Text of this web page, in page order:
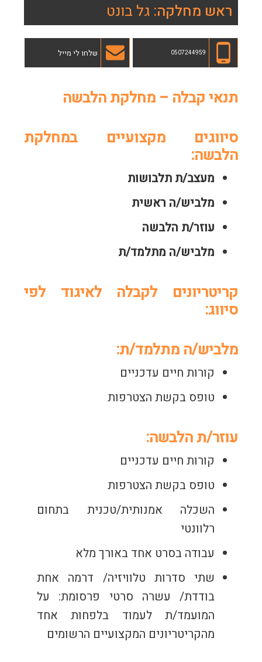
ראש מחלקה:גל בונט
0507244959 שלחו לי מייל
תנאי קבלה – מחלקת הלבשה
סיווגים מקצועיים במחלקת
הלבשה:
מעצב/ת תלבושות
מלביש/ה ראשית
עוזר/ת הלבשה
מלביש/ה מתלמד/ת
קריטריונים לקבלה לאיגוד לפי
סיווג:
מלביש/ה מתלמד/ת:
קורות חיים עדכניים
טופס בקשת הצטרפות
עוזר/ת הלבשה:
קורות חיים עדכניים
טופס בקשת הצטרפות
השכלה אמנותית/טכנית בתחום
רלוונטי
עבודה בסרט אחד באורך מלא
שתי סדרות טלוויזיה/ דרמה אחת
בודדת/ עשרה סרטי פרסומת: על
המועמד/ת לעמוד בלפחות אחד
מהקריטריונים המקצועיים הרשומים